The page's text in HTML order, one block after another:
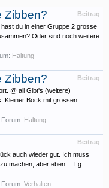
Beitrag
Zibben?
du in einer Gruppe 2 grosse
Oder sind noch weitere
Haltung
Beitrag
Zibben?
@ all Gibt's (weitere)
Kleiner Bock mit grossen
Forum: Haltung
Beitrag
auch wieder gut. Ich muss
machen, aber eben ... Lg
Forum: Verhalten